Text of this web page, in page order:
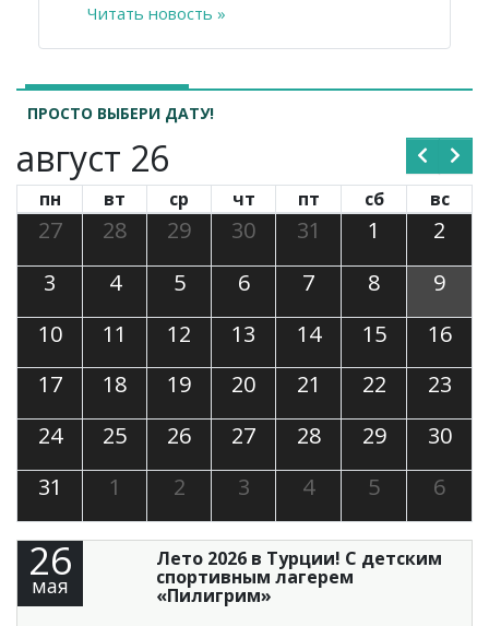
Читать новость »
ПРОСТО ВЫБЕРИ ДАТУ!
август 26
пн вт ср чт пт сб вс
27 28 29 30 31 1
2
3
4 5 6 7 8
9
10
11 12 13 14 15
16
17
18 19 20 21 22
23
24
25 26 27 28 29
30
31
1 2 3 4 5 6
26
мая
Лето 2026 в Турции! С детским
спортивным лагерем
«Пилигрим»